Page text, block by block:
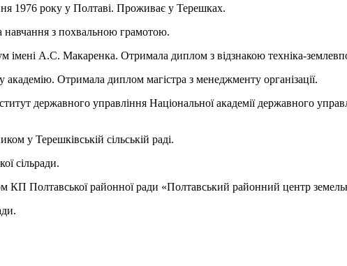
1976 року у Полтаві. Проживає у Терешках.
навчання з похвальною грамотою.
імені А.С. Макаренка. Отримала диплом з відзнакою техніка-
Отримала диплом магістра з менеджменту організації.
державного управління Національної академії державного
у Терешківській сільській раді.
сільради.
Полтавської районної ради «Полтавський районний центр